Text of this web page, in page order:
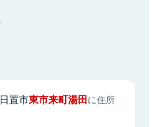
日置市東市来町湯田に住所